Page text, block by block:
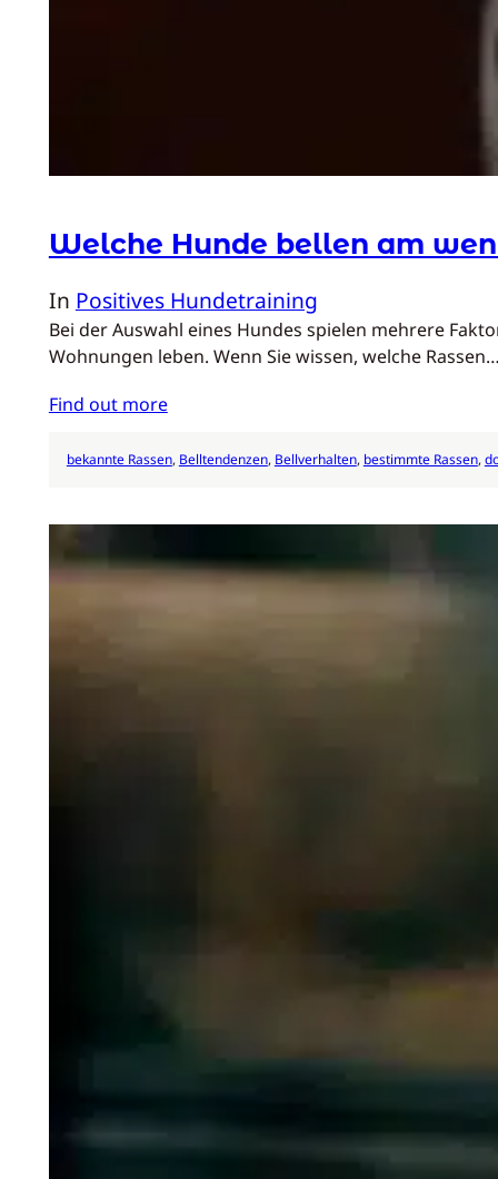
Welche Hunde bellen am
In Positives Hundetraining
Bei der Auswahl eines Hundes spielen mehrere
Wohnungen leben. Wenn Sie wissen, welche
Find out more
bekannte Rassen, Belltendenzen, Bellverhalten, bestimmte Rassen,